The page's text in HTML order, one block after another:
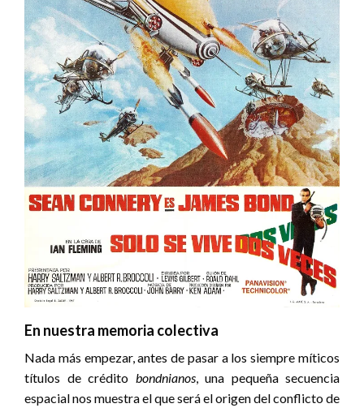
En nuestra memoria colectiva
Nada más empezar, antes de pasar a los siempre míticos
títulos de crédito bondnianos, una pequeña secuencia
espacial nos muestra el que será el origen del conflicto de